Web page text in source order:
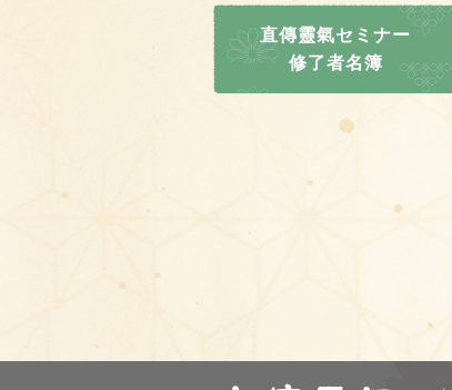
直傳靈氣セミナー
修了者名簿